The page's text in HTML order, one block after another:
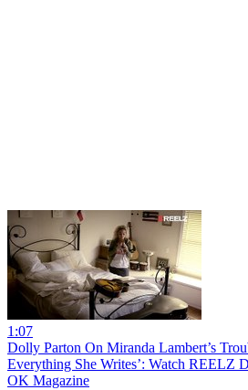
1:07
Dolly Parton On Miranda Lambert’s
Everything She Writes’: Watch REELZ
OK Magazine